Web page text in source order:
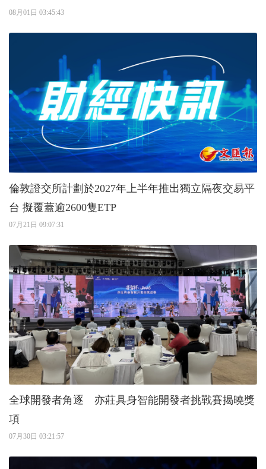
08月01日 03:45:43
倫敦證交所計劃於2027年上半年推出獨立隔夜交易平
台 擬覆蓋逾2600隻ETP
07月21日 09:07:31
全球開發者角逐 亦莊具身智能開發者挑戰賽揭曉獎
項
07月30日 03:21:57